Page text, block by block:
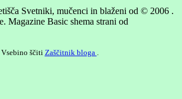
Svetniki, mučenci in blaženi od © 2006 .
Magazine Basic shema strani od
Vsebino ščiti Zaščitnik bloga .